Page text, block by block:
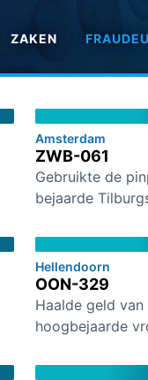
ZAKEN
Amsterdam
ZWB-061
Gebruikte de
bejaarde
Hellendoorn
OON-329
Haalde geld van
hoogbejaarde